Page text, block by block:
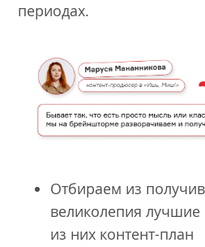
периодах.
Отбираем из
великолепия лучшие
из них контент-план